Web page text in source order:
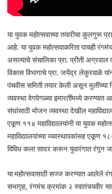
या युवक महोत्सवाच्या तयारीचा कुलगुरू
आहे. या युवक महोत्सवाकरिता पाचही
असल्याचे संचालिका प्रा. प्रीती अग्रवाल
विकास विभागाचे प्रा. जयेंद्र लेकुरवाळे
पंचवीस समिती तयार केली असून मुलींच्या
व्यवस्था वेगवेगळ्या इमारतींमध्ये
संघांसाठी भोजन व्यवस्था देखील
एकूण ११४ महाविद्यालयांनी या युवक
महाविद्यालयांच्या व्यवस्थापकांसह एकूण
विविध कला सादर करून युवारंगात रंगून
या महोत्सवासाठी सज्ज करण्यात आलेले
सभागृह, रंगमंच क्रमांक २ स्वातंत्र्यवीर